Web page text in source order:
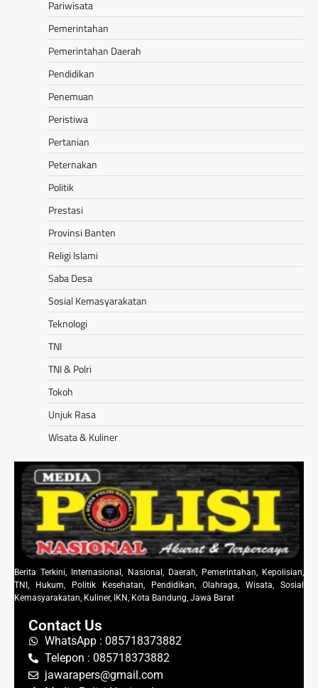
Pariwisata
Pemerintahan
Pemerintahan Daerah
Pendidikan
Penemuan
Peristiwa
Pertanian
Peternakan
Politik
Prestasi
Provinsi Banten
Religi Islami
Saba Desa
Sosial Kemasyarakatan
Teknologi
TNI
TNI & Polri
Tokoh
Unjuk Rasa
Wisata & Kuliner
Berita Terkini, Internasional, Nasional, Daerah, Pemerintahan, Kepolisian,
TNI, Hukum, Politik Kesehatan, Pendidikan, Olahraga, Wisata, Sosial
Kemasyarakatan, Kuliner, IKN, Kota Bandung, Jawa Barat
Contact Us
WhatsApp : 085718373882
Telepon : 085718373882
jawarapers@gmail.com